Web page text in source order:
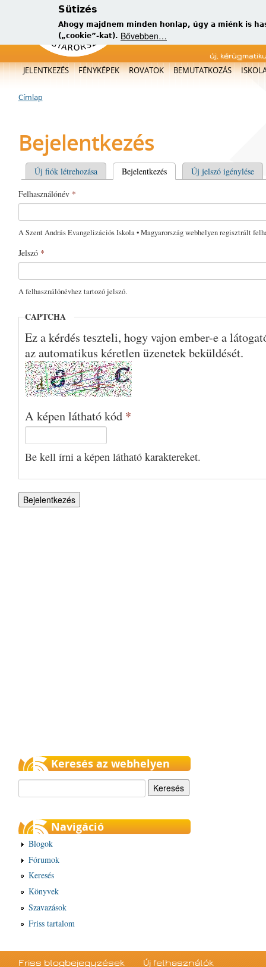
Sütizés
Ahogy majdnem minden honlap, úgy a miénk is
(„cookie”-kat). Bővebben…
új,
Főmenü
JELENTKEZÉS FÉNYKÉPEK ROVATOK BEMUTATKOZÁS
Jelenlegi hely
Címlap
Bejelentkezés
Elsődleges fülek
Új fiók létrehozása Bejelentkezés(aktív fül)Új jelszó igénylése
Felhasználónév *
A Szent András Evangelizációs Iskola • Magyarország webhelyen regisztrált
Jelszó *
A felhasználónévhez tartozó jelszó.
CAPTCHA
Ez a kérdés teszteli, hogy vajon ember-e a
az automatikus kéretlen üzenetek beküldését.
A képen látható kód *
Be kell írni a képen látható karaktereket.
Keresés az webhelyen
Navigáció
Blogok
Fórumok
Keresés
Könyvek
Szavazások
Friss tartalom
Friss blogbejegyzések Új felhasználók